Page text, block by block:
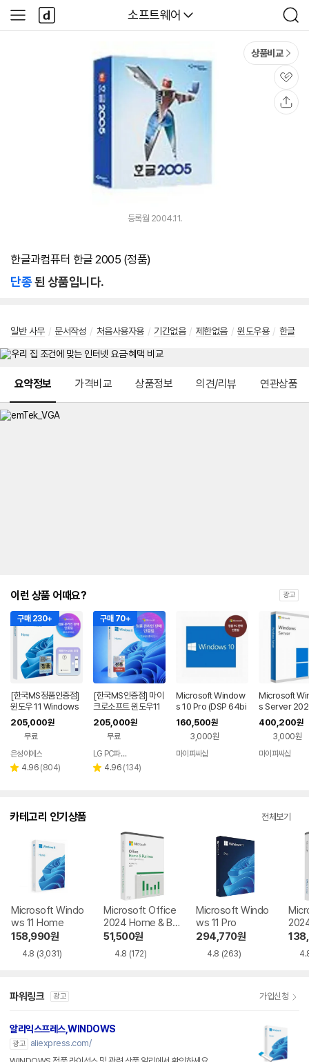
다나와
소프트웨어
검
색
사
이
다
나
와
상품비교
관
심
등록월 2004.11.
한글과컴퓨터 한글 2005 (정품)
단종된 상품입니다.
일반 사무 / 문서작성 / 처음사용자용 / 기간없음 / 제한없음 / 윈도우용 / 한글
요약정보 가격비교 상품정보 의견/리뷰 연관상품
이런 상품 어때요? 광고
구매 230+
[한국MS정품인증점]
윈도우 11 Windows
Home FPP 처음사용
자용 USB 영구 버전
제품키 + EZPDF 번들
합본팩
205,000원
무료
페이
은성이에스
별 4.96 리
(804)
구매 70+
[한국MS인증점] 마이
크로소프트 윈도우11
홈 Windows Home
FPP 처음사용자용 한
글 USB포함
205,000원
무료
페이
LG PC파트너 해오름
별 4.96 리
(134)
Microsoft Window
s 10 Pro (DSP 64bi
t 한글)
160,500원
3,000원
마이피씨샵
Microsoft
s Server
ndard 기업용
추가용 DSP
400,200원
3,000원
마이피씨샵
카테고리 인기상품 전체보기
Microsoft Windo
ws 11 Home
158,990원
4.8 (3,031)
Microsoft Office
2024 Home & Bu
siness
51,500원
4.8 (172)
Microsoft Windo
ws 11 Pro
294,770원
4.8 (263)
파워링크 광고 가입신청
알리익스프레스,WINDOWS
광고
aliexpress.com/